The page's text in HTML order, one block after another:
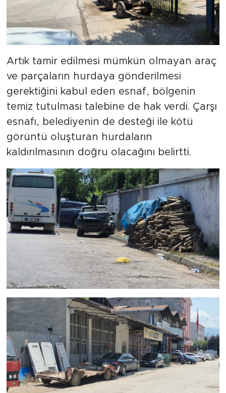
Artık tamir edilmesi mümkün olmayan araç
ve parçaların hurdaya gönderilmesi
gerektiğini kabul eden esnaf, bölgenin
temiz tutulması talebine de hak verdi. Çarşı
esnafı, belediyenin de desteği ile kötü
görüntü oluşturan hurdaların
kaldırılmasının doğru olacağını belirtti.